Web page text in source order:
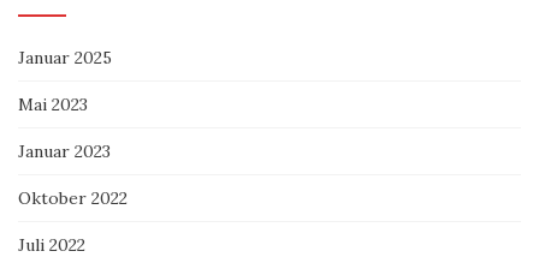
Januar 2025
Mai 2023
Januar 2023
Oktober 2022
Juli 2022